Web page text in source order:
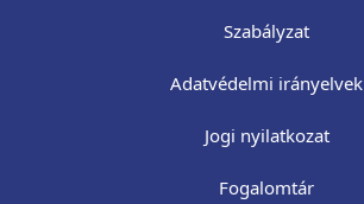
Szabályzat
Adatvédelmi irányelvek
Jogi nyilatkozat
Fogalomtár